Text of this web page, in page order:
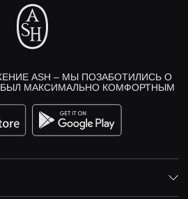
ASH – МЫ ПОЗАБОТИЛИСЬ О
МАКСИМАЛЬНО КОМФОРТНЫМ